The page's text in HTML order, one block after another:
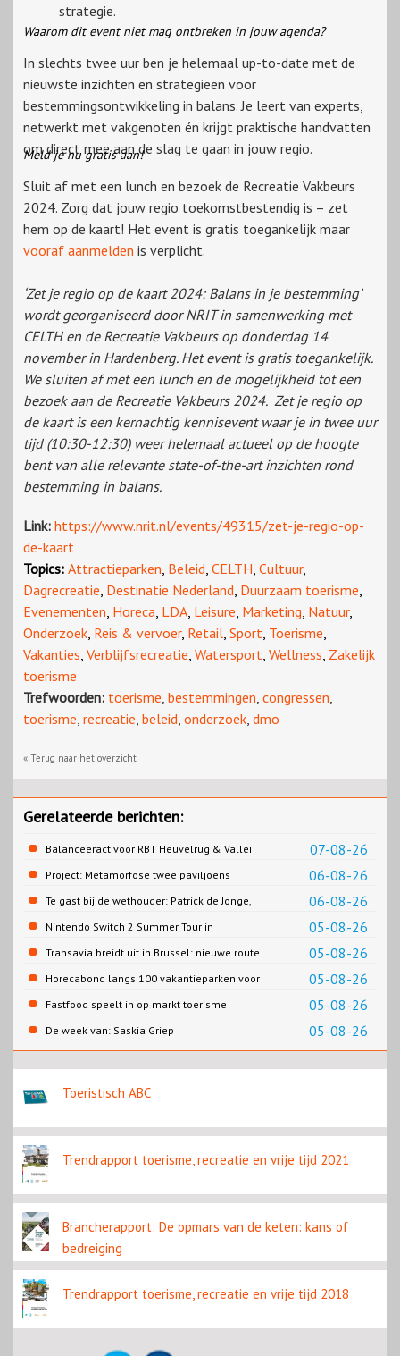
strategie.
Waarom dit event niet mag ontbreken in jouw agenda?
In slechts twee uur ben je helemaal up-to-date met de
nieuwste inzichten en strategieën voor
bestemmingsontwikkeling in balans. Je leert van experts,
netwerkt met vakgenoten én krijgt praktische handvatten
om direct mee aan de slag te gaan in jouw regio.
Meld je nu gratis aan!
Sluit af met een lunch en bezoek de Recreatie Vakbeurs
2024. Zorg dat jouw regio toekomstbestendig is – zet
hem op de kaart! Het event is gratis toegankelijk maar
vooraf aanmelden is verplicht.
‘Zet je regio op de kaart 2024: Balans in je bestemming’
wordt georganiseerd door NRIT in samenwerking met
CELTH en de Recreatie Vakbeurs op donderdag 14
november in Hardenberg. Het event is gratis toegankelijk.
We sluiten af met een lunch en de mogelijkheid tot een
bezoek aan de Recreatie Vakbeurs 2024. Zet je regio op
de kaart is een kernachtig kennisevent waar je in twee uur
tijd (10:30-12:30) weer helemaal actueel op de hoogte
bent van alle relevante state-of-the-art inzichten rond
bestemming in balans.
Link: https://www.nrit.nl/events/49315/zet-je-regio-op-
de-kaart
Topics: Attractieparken, Beleid, CELTH, Cultuur,
Dagrecreatie, Destinatie Nederland, Duurzaam toerisme,
Evenementen, Horeca, LDA, Leisure, Marketing, Natuur,
Onderzoek, Reis & vervoer, Retail, Sport, Toerisme,
Vakanties, Verblijfsrecreatie, Watersport, Wellness, Zakelijk
toerisme
Trefwoorden: toerisme, bestemmingen, congressen,
toerisme, recreatie, beleid, onderzoek, dmo
« Terug naar het overzicht
Gerelateerde berichten:
07-08-26
Balanceeract voor RBT Heuvelrug & Vallei
06-08-26
Project: Metamorfose twee paviljoens
Biesbosch MuseumEiland
06-08-26
Te gast bij de wethouder: Patrick de Jonge,
Gemeente Emmen
05-08-26
Nintendo Switch 2 Summer Tour in
Slagharen
05-08-26
Transavia breidt uit in Brussel: nieuwe route
naar Porto
05-08-26
Horecabond langs 100 vakantieparken voor
Cao-recreatie
05-08-26
Fastfood speelt in op markt toerisme
05-08-26
De week van: Saskia Griep
Toeristisch ABC
Trendrapport toerisme, recreatie en vrije tijd 2021
Brancherapport: De opmars van de keten: kans of
bedreiging
Trendrapport toerisme, recreatie en vrije tijd 2018